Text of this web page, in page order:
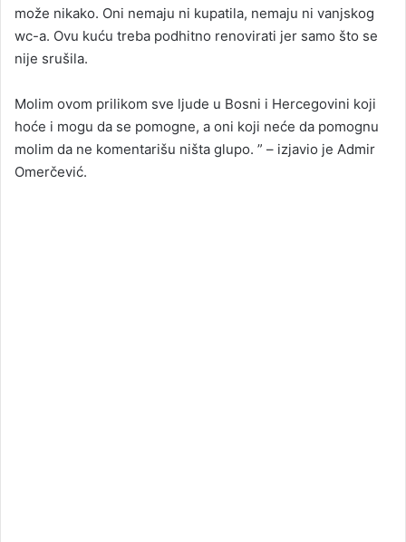
može nikako. Oni nemaju ni kupatila, nemaju ni vanjskog
wc-a. Ovu kuću treba podhitno renovirati jer samo što se
nije srušila.
Molim ovom prilikom sve ljude u Bosni i Hercegovini koji
hoće i mogu da se pomogne, a oni koji neće da pomognu
molim da ne komentarišu ništa glupo. ” – izjavio je Admir
Omerčević.